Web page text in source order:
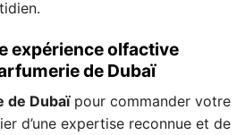
expérience olfactive
de Dubaï
de Dubaïpour commander votre
d’une expertise reconnue et de